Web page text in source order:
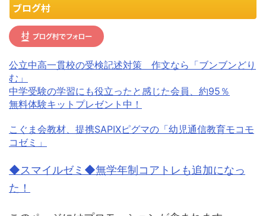
ブログ村
公立中高一貫校の受検記述対策 作文なら「ブンブンどり
む」
中学受験の学習にも役立ったと感じた会員、約95％
無料体験キットプレゼント中！
こぐま会教材、提携SAPIXピグマの「幼児通信教育モコモ
コゼミ」
◆スマイルゼミ◆無学年制コアトレも追加になっ
た！